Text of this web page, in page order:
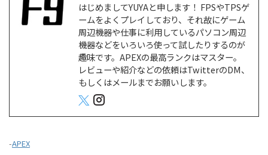
はじめましてYUYAと申します！ FPSやTPSゲ
ームをよくプレイしており、それ故にゲーム
周辺機器や仕事に利用しているパソコン周辺
機器などをいろいろ使って試したりするのが
趣味です。APEXの最高ランクはマスター。
レビューや紹介などの依頼はTwitterのDM、
もしくはメールまでお願いします。
-APEX